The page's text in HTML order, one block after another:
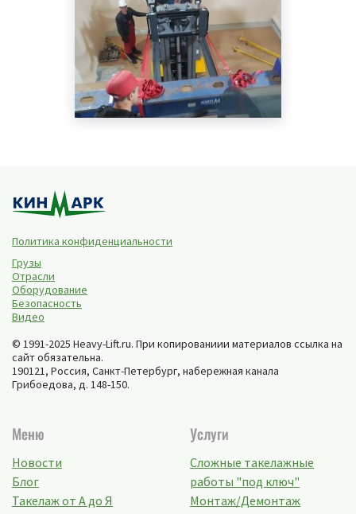
Политика конфиденциальности
Грузы
Отрасли
Оборудование
Безопасность
Видео
© 1991-2025 Heavy-Lift.ru. При копированиии материалов ссылка на
сайт обязательна.
190121, Россия, Санкт-Петербург, набережная канала
Грибоедова, д. 148-150.
Меню
Новости
Блог
Такелаж от А до Я
Услуги
Сложные такелажные
работы "под ключ"
Монтаж/Демонтаж